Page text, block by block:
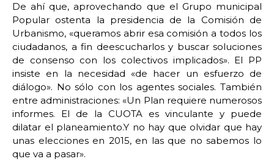
De ahí que, aprovechando que el Grupo municipal
Popular ostenta la presidencia de la Comisión de
Urbanismo, «queramos abrir esa comisión a todos los
ciudadanos, a fin deescucharlos y buscar soluciones
de consenso con los colectivos implicados». El PP
insiste en la necesidad «de hacer un esfuerzo de
diálogo». No sólo con los agentes sociales. También
entre administraciones: «Un Plan requiere numerosos
informes. El de la CUOTA es vinculante y puede
dilatar el planeamiento.Y no hay que olvidar que hay
unas elecciones en 2015, en las que no sabemos lo
que va a pasar».